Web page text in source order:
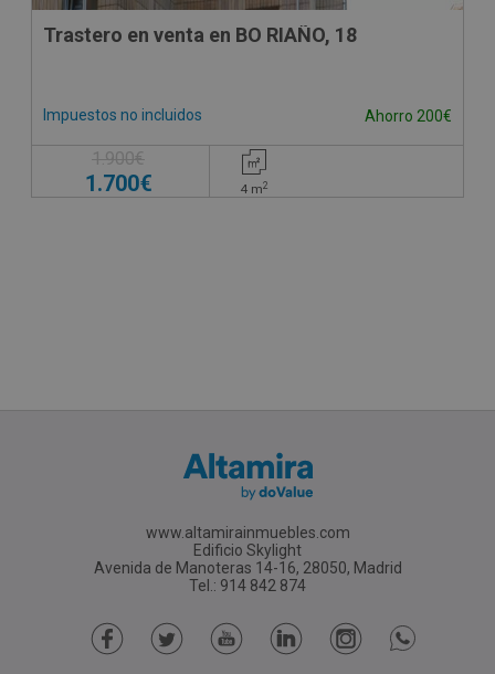
Trastero en venta en BO RIAÑO, 18
Impuestos no incluidos Ahorro 200€
1.900€
1.700€ 4 m2
www.altamirainmuebles.com
Edificio Skylight
Avenida de Manoteras 14-16, 28050, Madrid
Tel.: 914 842 874